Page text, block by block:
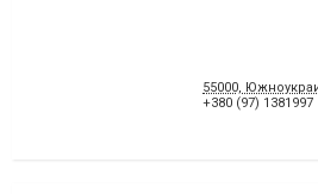
55000,
+380 (97) 1381997